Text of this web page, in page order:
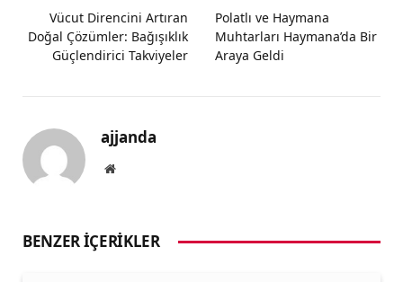
Vücut Direncini Artıran
Doğal Çözümler: Bağışıklık
Güçlendirici Takviyeler
Polatlı ve Haymana
Muhtarları Haymana’da Bir
Araya Geldi
ajjanda
Website
BENZER İÇERIKLER